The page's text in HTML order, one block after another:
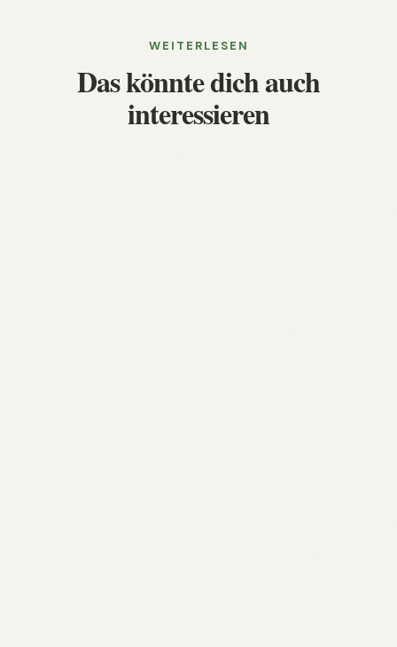
WEITERLESEN
Das könnte dich auch
interessieren